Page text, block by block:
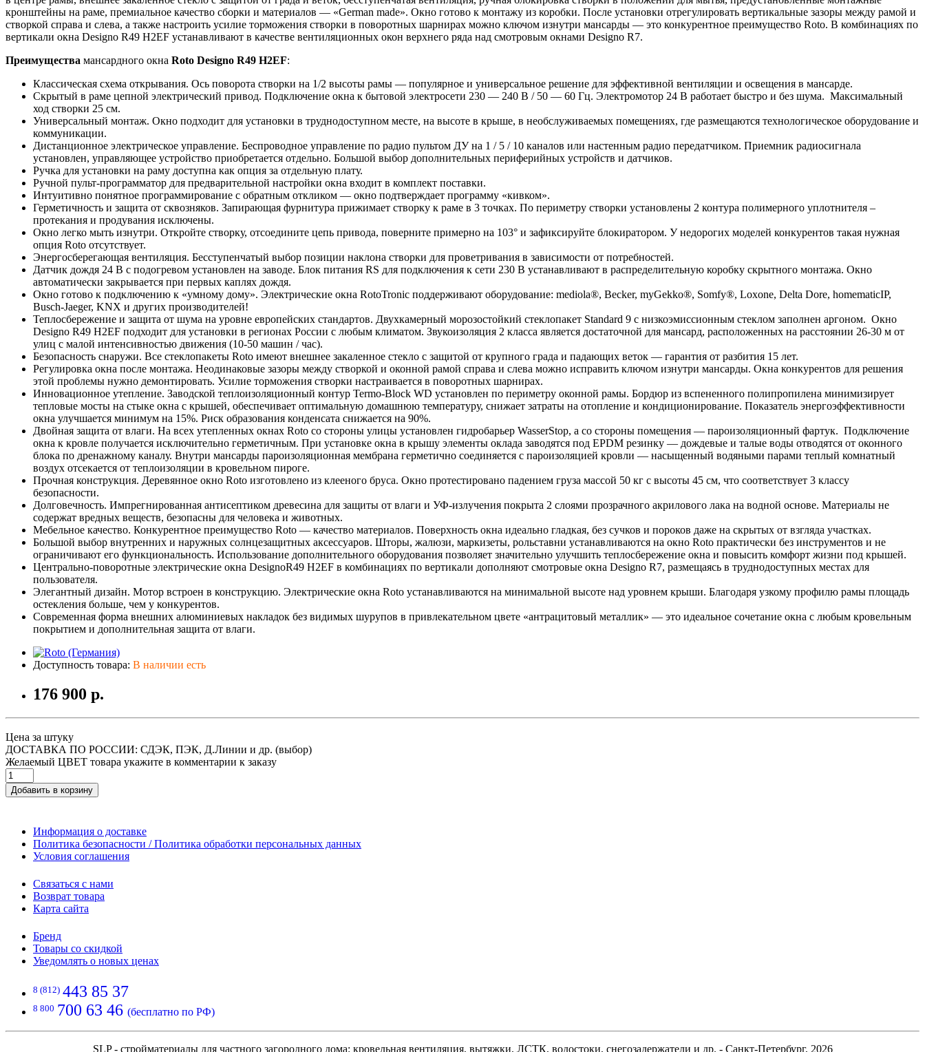
кронштейны на раме, премиальное качество сборки и материалов — «German made». Окно готово к монтажу из коробки. После установки отрегулировать вертикальные зазоры между рамой и
створкой справа и слева, а также настроить усилие торможения створки в поворотных шарнирах можно ключом изнутри мансарды — это конкурентное преимущество Roto. В комбинациях по
вертикали окна Designo R49 H2EF устанавливают в качестве вентиляционных окон верхнего ряда над смотровым окнами Designo R7.
Преимущества мансардного окна Roto Designo R49 H2EF:
Классическая схема открывания. Ось поворота створки на 1/2 высоты рамы — популярное и универсальное решение для эффективной вентиляции и освещения в мансарде.
Скрытый в раме цепной электрический привод. Подключение окна к бытовой электросети 230 — 240 В / 50 — 60 Гц. Электромотор 24 В работает быстро и без шума. Максимальный
ход створки 25 см.
Универсальный монтаж. Окно подходит для установки в труднодоступном месте, на высоте в крыше, в необслуживаемых помещениях, где размещаются технологическое оборудование и
коммуникации.
Дистанционное электрическое управление. Беспроводное управление по радио пультом ДУ на 1 / 5 / 10 каналов или настенным радио передатчиком. Приемник радиосигнала
установлен, управляющее устройство приобретается отдельно. Большой выбор дополнительных периферийных устройств и датчиков.
Ручка для установки на раму доступна как опция за отдельную плату.
Ручной пульт-программатор для предварительной настройки окна входит в комплект поставки.
Интуитивно понятное программирование с обратным откликом — окно подтверждает программу «кивком».
Герметичность и защита от сквозняков. Запирающая фурнитура прижимает створку к раме в 3 точках. По периметру створки установлены 2 контура полимерного уплотнителя –
протекания и продувания исключены.
Окно легко мыть изнутри. Откройте створку, отсоедините цепь привода, поверните примерно на 103° и зафиксируйте блокиратором. У недорогих моделей конкурентов такая нужная
опция Roto отсутствует.
Энергосберегающая вентиляция. Бесступенчатый выбор позиции наклона створки для проветривания в зависимости от потребностей.
Датчик дождя 24 В c подогревом установлен на заводе. Блок питания RS для подключения к сети 230 В устанавливают в распределительную коробку скрытного монтажа. Окно
автоматически закрывается при первых каплях дождя.
Окно готово к подключению к «умному дому». Электрические окна RotoTronic поддерживают оборудование: mediola®, Becker, myGekko®, Somfy®, Loxone, Delta Dore, homematicIP,
Busch-Jaeger, KNX и других производителей!
Теплосбережение и защита от шума на уровне европейских стандартов. Двухкамерный морозостойкий стеклопакет Standard 9 с низкоэмиссионным стеклом заполнен аргоном. Окно
Designo R49 H2EF подходит для установки в регионах России с любым климатом. Звукоизоляция 2 класса является достаточной для мансард, расположенных на расстоянии 26-30 м от
улиц с малой интенсивностью движения (10-50 машин / час).
Безопасность снаружи. Все стеклопакеты Roto имеют внешнее закаленное стекло с защитой от крупного града и падающих веток — гарантия от разбития 15 лет.
Регулировка окна после монтажа. Неодинаковые зазоры между створкой и оконной рамой справа и слева можно исправить ключом изнутри мансарды. Окна конкурентов для решения
этой проблемы нужно демонтировать. Усилие торможения створки настраивается в поворотных шарнирах.
Инновационное утепление. Заводской теплоизоляционный контур Termo-Block WD установлен по периметру оконной рамы. Бордюр из вспененного полипропилена минимизирует
тепловые мосты на стыке окна с крышей, обеспечивает оптимальную домашнюю температуру, снижает затраты на отопление и кондиционирование. Показатель энергоэффективности
окна улучшается минимум на 15%. Риск образования конденсата снижается на 90%.
Двойная защита от влаги. На всех утепленных окнах Roto со стороны улицы установлен гидробарьер WasserStop, а со стороны помещения — пароизоляционный фартук. Подключение
окна к кровле получается исключительно герметичным. При установке окна в крышу элементы оклада заводятся под EPDM резинку — дождевые и талые воды отводятся от оконного
блока по дренажному каналу. Внутри мансарды пароизоляционная мембрана герметично соединяется с пароизоляцией кровли — насыщенный водяными парами теплый комнатный
воздух отсекается от теплоизоляции в кровельном пироге.
Прочная конструкция. Деревянное окно Roto изготовлено из клееного бруса. Окно протестировано падением груза массой 50 кг с высоты 45 см, что соответствует 3 классу
безопасности.
Долговечность. Импрегнированная антисептиком древесина для защиты от влаги и УФ-излучения покрыта 2 слоями прозрачного акрилового лака на водной основе. Материалы не
содержат вредных веществ, безопасны для человека и животных.
Мебельное качество. Конкурентное преимущество Roto — качество материалов. Поверхность окна идеально гладкая, без сучков и пороков даже на скрытых от взгляда участках.
Большой выбор внутренних и наружных солнцезащитных аксессуаров. Шторы, жалюзи, маркизеты, рольставни устанавливаются на окно Roto практически без инструментов и не
ограничивают его функциональность. Использование дополнительного оборудования позволяет значительно улучшить теплосбережение окна и повысить комфорт жизни под крышей.
Центрально-поворотные электрические окна DesignoR49 H2EF в комбинациях по вертикали дополняют смотровые окна Designo R7, размещаясь в труднодоступных местах для
пользователя.
Элегантный дизайн. Мотор встроен в конструкцию. Электрические окна Roto устанавливаются на минимальной высоте над уровнем крыши. Благодаря узкому профилю рамы площадь
остекления больше, чем у конкурентов.
Современная форма внешних алюминиевых накладок без видимых шурупов в привлекательном цвете «антрацитовый металлик» — это идеальное сочетание окна с любым кровельным
покрытием и дополнительная защита от влаги.
Доступность товара: В наличии есть
176 900 р.
Цена за штуку
ДОСТАВКА ПО РОССИИ: СДЭК, ПЭК, Д.Линии и др. (выбор)
Желаемый ЦВЕТ товара укажите в комментарии к заказу
Добавить в корзину
Информация о доставке
Политика безопасности / Политика обработки персональных данных
Условия соглашения
Связаться с нами
Возврат товара
Карта сайта
Бренд
Товары со скидкой
Уведомлять о новых ценах
8 (812) 443 85 37
8 800 700 63 46 (бесплатно по РФ)
SLP - стройматериалы для частного загородного дома: кровельная вентиляция, вытяжки, ЛСТК, водостоки, снегозадержатели и др. - Санкт-Петербург, 2026